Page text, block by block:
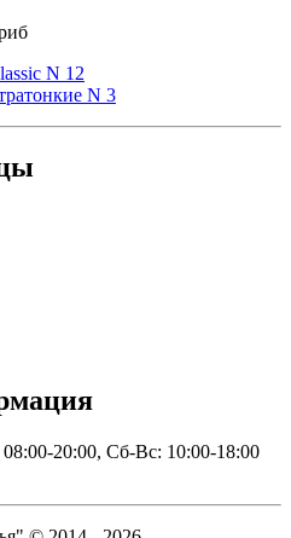
N 12
N 3
20:00, Сб-Вс: 10:00-18:00